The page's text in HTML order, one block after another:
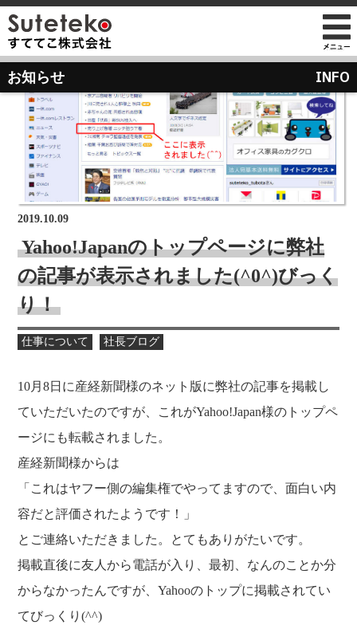
会社のこれまでとこれから
講演の依頼について
M&Aのご提案について
店舗のご案内
経営理念と使命
組織図
沿革
経営方針
過去の経営方針
取り組み
通販事業
自社PB製造販売事業
地域向け学生服販売
お知らせ
受賞歴
物流センター建設
中本 凛
教育制度
新卒採用
経験者採用（キャリア採用）
President greeting
Corporate philosophy
History
Retail business
公司概要
企业理念
沿革
お知らせ INFO
2019.10.09
Yahoo!Japanのトップページに弊社
の記事が表示されました(^0^)びっく
り！
仕事について 社長ブログ
10月8日に産経新聞様のネット版に弊社の記事を掲載し
ていただいたのですが、これがYahoo!Japan様のトップペ
ージにも転載されました。
産経新聞様からは
「これはヤフー側の編集権でやってますので、面白い内
容だと評価されたようです！」
とご連絡いただきました。とてもありがたいです。
掲載直後に友人から電話が入り、最初、なんのことか分
からなかったんですが、Yahooのトップに掲載されてい
てびっくり(^^)